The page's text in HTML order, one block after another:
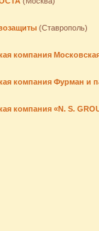
(Ставрополь)
компания
компания Фурман и
компания «N. S.